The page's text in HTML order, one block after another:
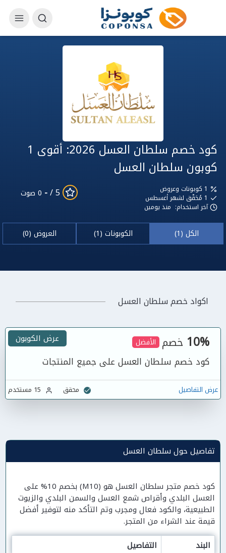
كود خصم سلطان العسل 2026: أقوى 1
كوبون سلطان العسل
مُحَقّق لشهر أغسطس
آخر استخدام: منذ يومين
5 /
- 0 صوت
الكل (1) الكوبونات (1) العروض (0)
اكواد خصم سلطان العسل
10% خصم الأفضل
كود خصم سلطان العسل على جميع المنتجات
عرض الكوبون
عرض التفاصيل محقق
تفاصيل حول سلطان العسل
كود خصم متجر سلطان العسل هو (M10) بخصم 10% على
العسل البلدي وأقراص شمع العسل والسمن البلدي والزيوت
الطبيعية، والكود فعال ومجرب وتم التأكد منه لتوفير أفضل
قيمة عند الشراء من المتجر.
البند
التفاصيل